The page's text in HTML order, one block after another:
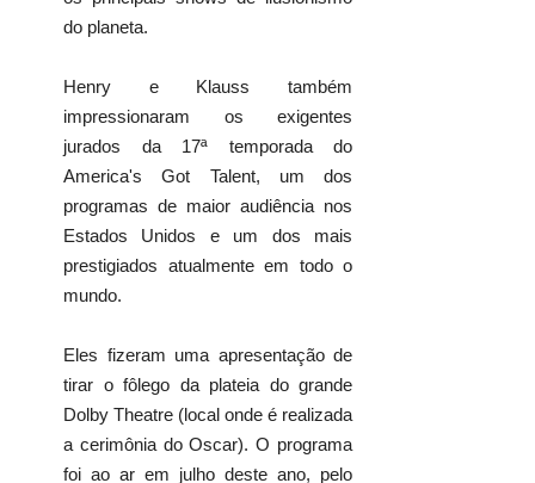
do planeta.
Henry e Klauss também
impressionaram os exigentes
jurados da 17ª temporada do
America's Got Talent, um dos
programas de maior audiência nos
Estados Unidos e um dos mais
prestigiados atualmente em todo o
mundo.
Eles fizeram uma apresentação de
tirar o fôlego da plateia do grande
Dolby Theatre (local onde é realizada
a cerimônia do Oscar). O programa
foi ao ar em julho deste ano, pelo